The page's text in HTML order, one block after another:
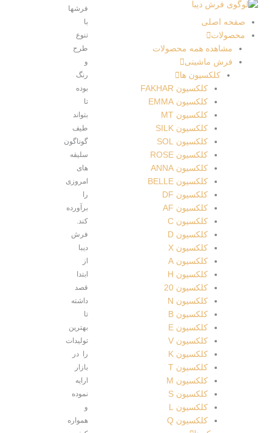
فرشها
تنوع
طرح
رنگ
بوده
بتواند
طیف
گوناگون
سلیقه
های
امروزی
برآورده
کند.
فرش
دیبا
ابتدا
قصد
داشته
بهترین
تولیدات
را در
بازار
ارایه
نموده
همواره
صفحه اصلی
محصولات
مشاهده همه محصولات
فرش ماشینی
کلکسیون ها
کلکسیون FAKHAR
کلکسیون EMMA
کلکسیون MT
کلکسیون SILK
کلکسیون SOL
کلکسیون ROSE
کلکسیون ANNA
کلکسیون BELLE
کلکسیون DF
کلکسیون AF
کلکسیون C
کلکسیون D
کلکسیون X
کلکسیون A
کلکسیون H
کلکسیون 20
کلکسیون N
کلکسیون B
کلکسیون E
کلکسیون V
کلکسیون K
کلکسیون T
کلکسیون M
کلکسیون S
کلکسیون L
کلکسیون Q